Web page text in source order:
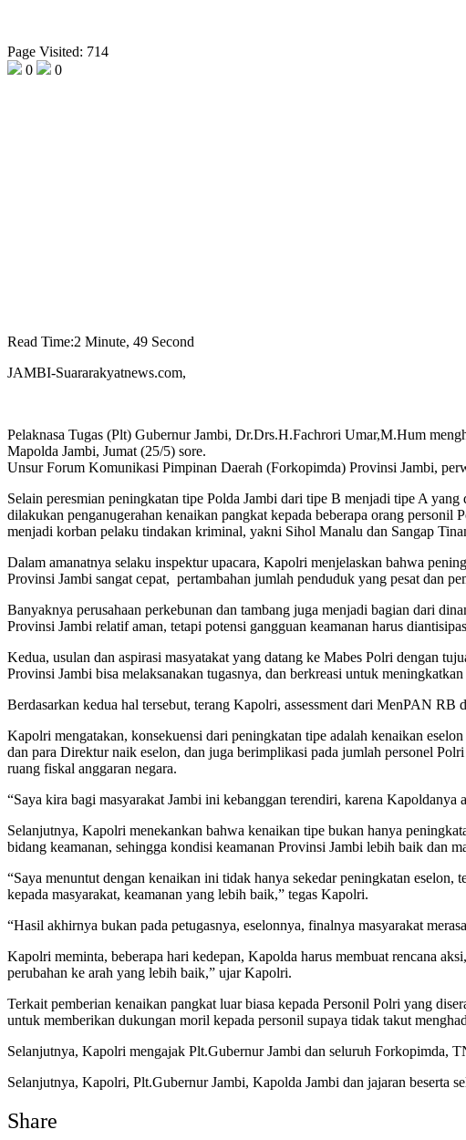
Page Visited: 714
0
0
Read Time:2 Minute, 49 Second
JAMBI-Suararakyatnews.com,
Pelaknasa Tugas (Plt) Gubernur Jambi, Dr.Drs.H.Fachrori Umar,M.Hum
Mapolda Jambi, Jumat (25/5) sore.
Unsur Forum Komunikasi Pimpinan Daerah (Forkopimda) Provinsi Jambi,
Selain peresmian peningkatan tipe Polda Jambi dari tipe B menjadi tipe A
dilakukan penganugerahan kenaikan pangkat kepada beberapa orang
menjadi korban pelaku tindakan kriminal, yakni Sihol Manalu dan Sangap
Dalam amanatnya selaku inspektur upacara, Kapolri menjelaskan bahwa
Provinsi Jambi sangat cepat, pertambahan jumlah penduduk yang pesat dan
Banyaknya perusahaan perkebunan dan tambang juga menjadi bagian dari
Provinsi Jambi relatif aman, tetapi potensi gangguan keamanan harus
Kedua, usulan dan aspirasi masyatakat yang datang ke Mabes Polri dengan
Provinsi Jambi bisa melaksanakan tugasnya, dan berkreasi untuk meningkatkan
Berdasarkan kedua hal tersebut, terang Kapolri, assessment dari MenPAN
Kapolri mengatakan, konsekuensi dari peningkatan tipe adalah kenaikan
dan para Direktur naik eselon, dan juga berimplikasi pada jumlah personel
ruang fiskal anggaran negara.
“Saya kira bagi masyarakat Jambi ini kebanggan terendiri, karena Kapoldanya
Selanjutnya, Kapolri menekankan bahwa kenaikan tipe bukan hanya
bidang keamanan, sehingga kondisi keamanan Provinsi Jambi lebih baik dan
“Saya menuntut dengan kenaikan ini tidak hanya sekedar peningkatan
kepada masyarakat, keamanan yang lebih baik,” tegas Kapolri.
“Hasil akhirnya bukan pada petugasnya, eselonnya, finalnya masyarakat
Kapolri meminta, beberapa hari kedepan, Kapolda harus membuat rencana
perubahan ke arah yang lebih baik,” ujar Kapolri.
Terkait pemberian kenaikan pangkat luar biasa kepada Personil Polri yang
untuk memberikan dukungan moril kepada personil supaya tidak takut
Selanjutnya, Kapolri mengajak Plt.Gubernur Jambi dan seluruh Forkopimda,
Selanjutnya, Kapolri, Plt.Gubernur Jambi, Kapolda Jambi dan jajaran beserta
Share